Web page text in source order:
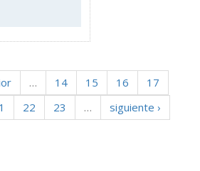
… 14 15 16
17
22 23 …
siguiente ›